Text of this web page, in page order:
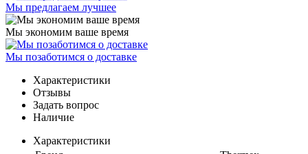
Мы предлагаем лучшее
Мы экономим ваше время
Мы позаботимся о доставке
Характеристики
Отзывы
Задать вопрос
Наличие
Характеристики